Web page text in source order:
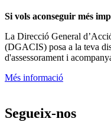
Si vols aconseguir més
La Direcció General
(DGACIS) posa a la teva
d'assessorament i
Més informació
Segueix-nos